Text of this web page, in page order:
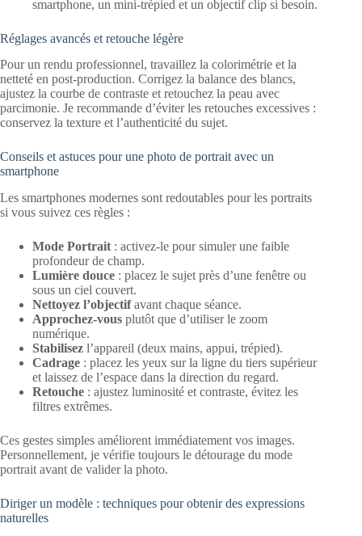
smartphone, un mini‑trépied et un objectif clip si besoin.
Réglages avancés et retouche légère
Pour un rendu professionnel, travaillez la colorimétrie et la
netteté en post‑production. Corrigez la balance des blancs,
ajustez la courbe de contraste et retouchez la peau avec
parcimonie. Je recommande d’éviter les retouches excessives :
conservez la texture et l’authenticité du sujet.
Conseils et astuces pour une photo de portrait avec un
smartphone
Les smartphones modernes sont redoutables pour les portraits
si vous suivez ces règles :
Mode Portrait : activez‑le pour simuler une faible
profondeur de champ.
Lumière douce : placez le sujet près d’une fenêtre ou
sous un ciel couvert.
Nettoyez l’objectifavant chaque séance.
Approchez‑vous plutôt que d’utiliser le zoom
numérique.
Stabilisez l’appareil (deux mains, appui, trépied).
Cadrage : placez les yeux sur la ligne du tiers supérieur
et laissez de l’espace dans la direction du regard.
Retouche : ajustez luminosité et contraste, évitez les
filtres extrêmes.
Ces gestes simples améliorent immédiatement vos images.
Personnellement, je vérifie toujours le détourage du mode
portrait avant de valider la photo.
Diriger un modèle : techniques pour obtenir des expressions
naturelles